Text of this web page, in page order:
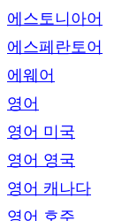
에스토니아어
에스페란토어
에웨어
영어
영어 미국
영어 영국
영어 캐나다
영어 호주